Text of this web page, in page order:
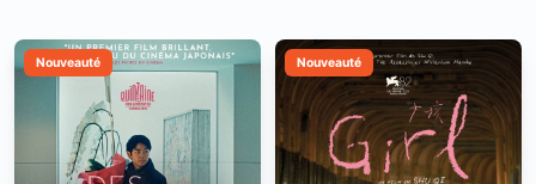
Nouveauté Nouveauté